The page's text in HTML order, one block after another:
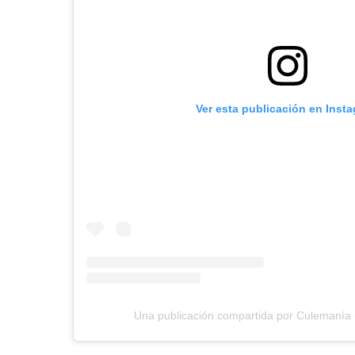
Ver esta publicación en
Una publicación compartida por Culemanía